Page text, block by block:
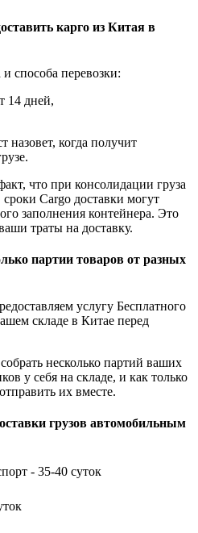
карго из Китая в
способа перевозки:
14 дней,
когда получит
что при консолидации груза
Cargo доставки могут
заполнения контейнера. Это
траты на доставку.
партии товаров от разных
услугу Бесплатного
складе в Китае перед
несколько партий ваших
у себя на складе, и как только
их вместе.
грузов автомобильным
- 35-40 суток